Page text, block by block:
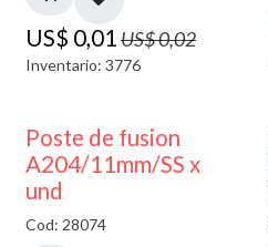
US$ 0,01 US$0,02
Inventario: 3776
Poste de fusion
A204/11mm/SS x
und
Cod: 28074